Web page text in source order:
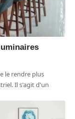
le rendre plus
Il s'agit d'un